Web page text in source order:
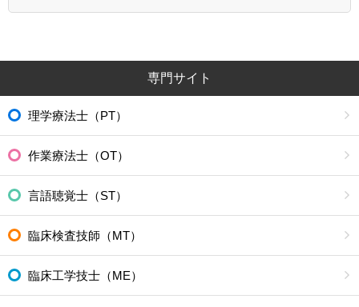
専門サイト
理学療法士（PT）
作業療法士（OT）
言語聴覚士（ST）
臨床検査技師（MT）
臨床工学技士（ME）